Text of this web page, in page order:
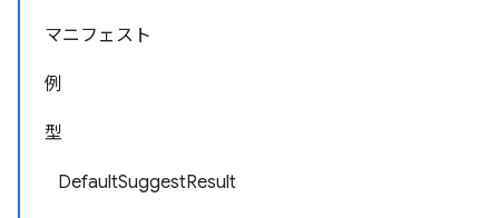
マニフェスト
例
型
DefaultSuggestResult